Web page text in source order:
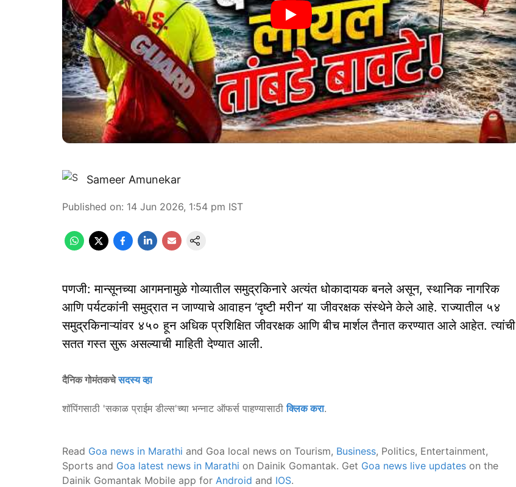
Sameer Amunekar
Published on: 14 Jun 2026, 1:54 pm IST
पणजी: मान्सूनच्या आगमनामुळे गोव्यातील समुद्रकिनारे अत्यंत धोकादायक बनले असून, स्थानिक नागरिक
आणि पर्यटकांनी समुद्रात न जाण्याचे आवाहन ‘दृष्टी मरीन’ या जीवरक्षक संस्थेने केले आहे. राज्यातील ५४
समुद्रकिनाऱ्यांवर ४५० हून अधिक प्रशिक्षित जीवरक्षक आणि बीच मार्शल तैनात करण्यात आले आहेत. त्‍यांची
सतत गस्त सुरू असल्याची माहिती देण्यात आली.
दैनिक गोमंतकचेसदस्य व्हा
शॉपिंगसाठी 'सकाळ प्राईम डील्स'च्या भन्नाट ऑफर्स पाहण्यासाठीक्लिक करा.
Read Goa news in Marathi and Goa local news on Tourism, Business, Politics, Entertainment,
Sports and Goa latest news in Marathi on Dainik Gomantak. Get Goa news live updates on the
Dainik Gomantak Mobile app for Android and IOS.